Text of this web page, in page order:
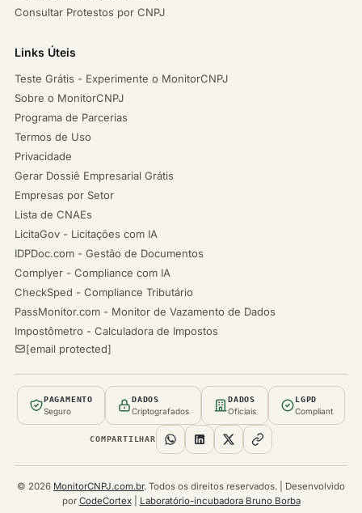
Consultar Protestos por CNPJ
Links Úteis
Teste Grátis - Experimente o MonitorCNPJ
Sobre o MonitorCNPJ
Programa de Parcerias
Termos de Uso
Privacidade
Gerar Dossiê Empresarial Grátis
Empresas por Setor
Lista de CNAEs
LicitaGov - Licitações com IA
IDPDoc.com - Gestão de Documentos
Complyer - Compliance com IA
CheckSped - Compliance Tributário
PassMonitor.com - Monitor de Vazamento de Dados
Impostômetro - Calculadora de Impostos
[email protected]
PAGAMENTO
Seguro
DADOS
Criptografados
DADOS
Oficiais
LGPD
Compliant
COMPARTILHAR
© 2026 MonitorCNPJ.com.br. Todos os direitos reservados. | Desenvolvido
por CodeCortex| Laboratório-incubadora Bruno Borba